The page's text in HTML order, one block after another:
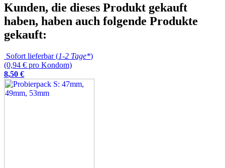
Kunden, die dieses Produkt gekauft
haben, haben auch folgende Produkte
gekauft:
Sofort lieferbar (1-2 Tage*)
(0,94 € pro Kondom)
8,50 €